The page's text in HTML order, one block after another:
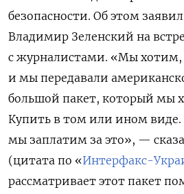
безопасности. Об этом
Владимир Зеленский на
с журналистами. «Мы хотим,
и мы передавали
большой пакет, который мы
Купить в том или ином
мы заплатим за это», —
(цитата по «Интерфакс-
рассматривает этот пакет